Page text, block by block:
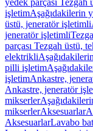
yedek parçası Tezgah
işletimAşağıdakilerin
üstü, jeneratör işletimli
jeneratör işletimli
parçası Tezgah üstü,
elektrikli
pilli işletim
işletimAnkastre,
Ankastre, jeneratör
mikserler
mikserlerAksesuarlar
AksesuarlarLavabo